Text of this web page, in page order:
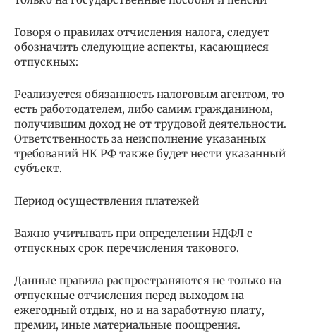
Говоря о правилах отчисления налога, следует
обозначить следующие аспекты, касающиеся
отпускных:
Реализуется обязанность налоговым агентом, то
есть работодателем, либо самим гражданином,
получившим доход не от трудовой деятельности.
Ответственность за неисполнение указанных
требований НК РФ также будет нести указанный
субъект.
Период осуществления платежей
Важно учитывать при определении НДФЛ с
отпускных срок перечисления такового.
Данные правила распространяются не только на
отпускные отчисления перед выходом на
ежегодный отдых, но и на заработную плату,
премии, иные материальные поощрения.